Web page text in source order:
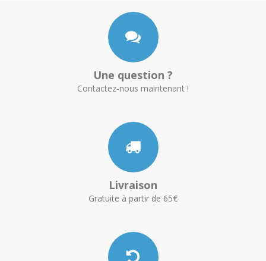
Une question ?
Contactez-nous maintenant !
Livraison
Gratuite à partir de 65€